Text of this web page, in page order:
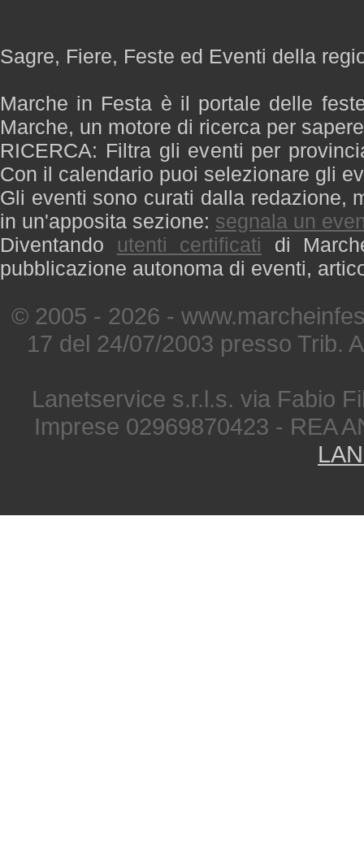
Sagre, Fiere, Feste ed Eventi della
Marche in Festa è il portale delle
Marche, un motore di ricerca per
RICERCA: Filtra gli eventi per
Con il calendario puoi selezionare gli
Gli eventi sono curati dalla redazione,
in un'apposita sezione: segnala un
Diventando utenti certificati di
pubblicazione autonoma di eventi,
© 2005 - 2026 -
17 del 24/07/2003 presso Trib.
Lanetservice s.r.l.s. via Fabio
Imprese 02969870423 - REA